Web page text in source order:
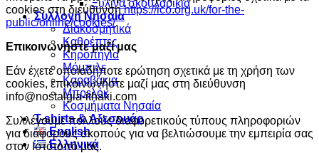
Ξύλινα σκουλαρίκια
Συλλογή Νησαία
Διακοσμητικά
Καθρέπτες
Κηροπήγια
Μόμπιλε
Καραβάκια
Μπρελόκ
Κοσμήματα Νησαία
Τ-shirts & Αξεσουάρ
English
Ελληνικά
cookies στη διεύθυνσηhttps://ico.org.uk/for-the-
public/online/cookies/.
Επικοινωνήστε μαζί μας
Εάν έχετε οποιαδήποτε ερώτηση σχετικά με τη χρήση των
cookies, επικοινωνήστε μαζί μας στη διεύθυνση
info@nostalgia-ithaki.com
Συλλέγουμε πολλούς διαφορετικούς τύπους πληροφοριών
για διάφορους σκοπούς για να βελτιώσουμε την εμπειρία σας
στον Ιστότοπό μας.